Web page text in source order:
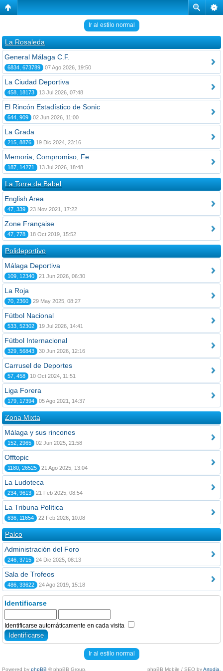
Ir al estilo normal
La Rosaleda
General Málaga C.F.
6834, 673789 07 Ago 2026, 19:50
La Ciudad Deportiva
458, 18173 13 Jul 2026, 07:48
El Rincón Estadístico de Sonic
644, 909 02 Jun 2026, 11:00
La Grada
215, 8876 19 Dic 2024, 23:16
Memoria, Compromiso, Fe
187, 14271 13 Jul 2026, 18:48
La Torre de Babel
English Area
47, 339 23 Nov 2021, 17:22
Zone Française
47, 778 18 Oct 2019, 15:52
Polideportivo
Málaga Deportiva
109, 12340 21 Jun 2026, 06:30
La Roja
70, 2360 29 May 2025, 08:27
Fútbol Nacional
533, 52302 19 Jul 2026, 14:41
Fútbol Internacional
329, 56843 30 Jun 2026, 12:16
Carrusel de Deportes
57, 458 10 Oct 2024, 11:51
Liga Forera
179, 17394 05 Ago 2021, 14:37
Zona Mixta
Málaga y sus rincones
152, 2965 02 Jun 2025, 21:58
Offtopic
1180, 26525 21 Ago 2025, 13:04
La Ludoteca
234, 9613 21 Feb 2025, 08:54
La Tribuna Política
636, 11654 22 Feb 2026, 10:08
Palco
Administración del Foro
246, 3715 24 Dic 2025, 08:13
Sala de Trofeos
486, 33622 24 Ago 2019, 15:18
Identificarse
Identificarse automáticamente en cada visita
Ir al estilo normal
Powered by phpBB © phpBB Group. phpBB Mobile / SEO byArtodia